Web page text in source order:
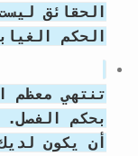
الحقائق
الحكم
تنتهي معظم
بحكم الفصل.
أن يكون